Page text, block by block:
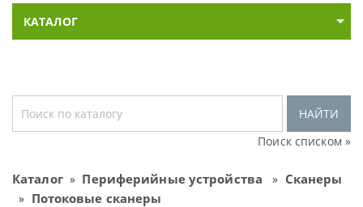
КАТАЛОГ
НАЙТИ
Поиск списком »
Каталог» Периферийные устройства » Сканеры
» Потоковые сканеры